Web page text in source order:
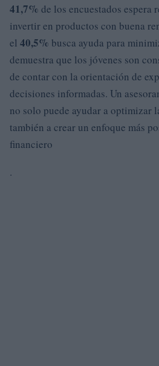
41,7% de los encuestados espera
invertir en productos con buena
el 40,5% busca ayuda para
demuestra que los jóvenes son
de contar con la orientación de
decisiones informadas. Un
no solo puede ayudar a optimizar
también a crear un enfoque más
financiero
.